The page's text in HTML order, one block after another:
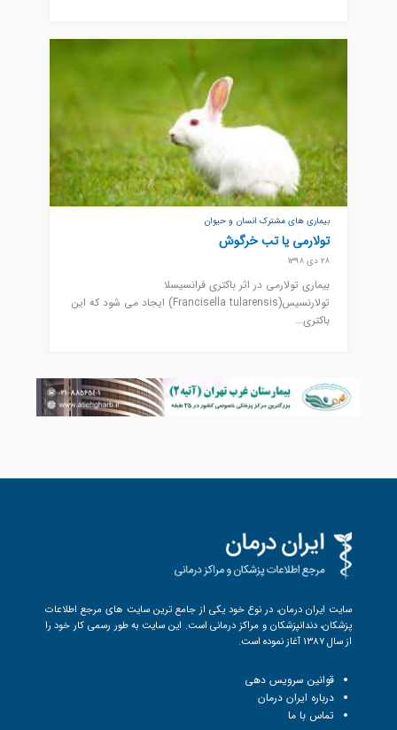
بیماری های مشترک انسان و حیوان
تولارمی یا تب خرگوش
28 دی 1398
بیماری تولارمی در اثر باکتری فرانسیسلا
تولارنسیس(Francisella tularensis) ایجاد می شود که این
باکتری...
سایت ایران درمان، در نوع خود یکی از جامع ترین سایت های مرجع اطلاعات
پزشکان، دندانپزشکان و مراکز درمانی است. این سایت به طور رسمی کار خود را
از سال 1387 آغاز نموده است.
قوانین سرویس دهی
درباره ایران درمان
تماس با ما